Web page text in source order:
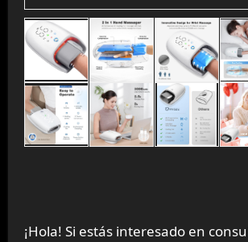
¡Hola! Si estás interesado en